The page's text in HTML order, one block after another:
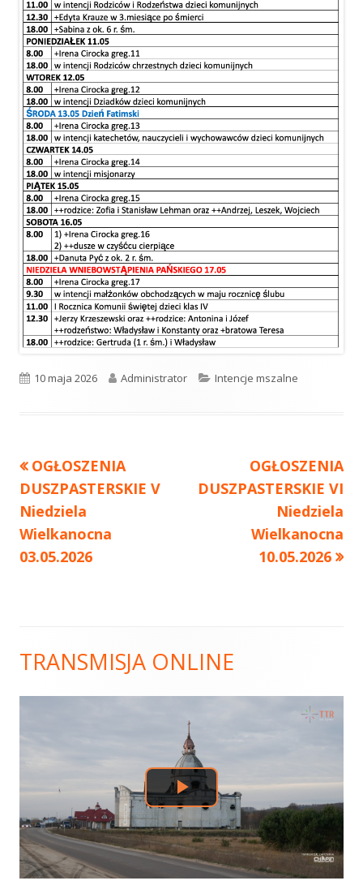
Opublikowano
10 maja 2026 Autor
Administrator Kategorie
Intencje mszalne
Nawigacja
wpisu
Poprzedni
artykół
OGŁOSZENIA
DUSZPASTERSKIE V
Niedziela
Wielkanocna
03.05.2026
Następny
artykół:
OGŁOSZENIA
DUSZPASTERSKIE VI
Niedziela
Wielkanocna
10.05.2026
Główny
panel
boczny
TRANSMISJA ONLINE